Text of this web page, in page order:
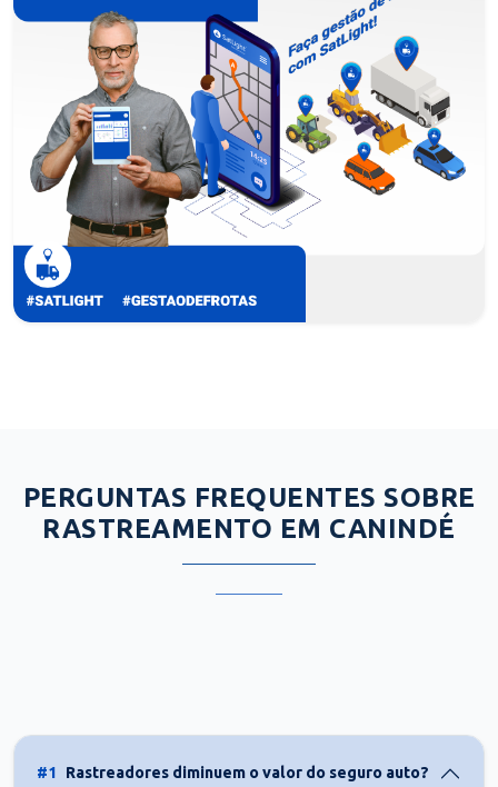
PERGUNTAS FREQUENTES SOBRE
RASTREAMENTO EM CANINDÉ
#1 Rastreadores diminuem o valor do seguro auto?